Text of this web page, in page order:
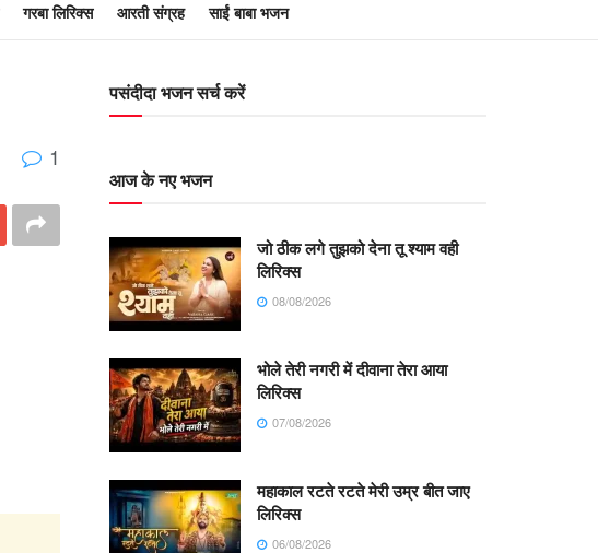
गरबा लिरिक्स आरती संग्रह साईं बाबा भजन
1
पसंदीदा भजन सर्च करें
आज के नए भजन
जो ठीक लगे तुझको देना तू श्याम वही
लिरिक्स
08/08/2026
भोले तेरी नगरी में दीवाना तेरा आया
लिरिक्स
07/08/2026
महाकाल रटते रटते मेरी उम्र बीत जाए
लिरिक्स
06/08/2026